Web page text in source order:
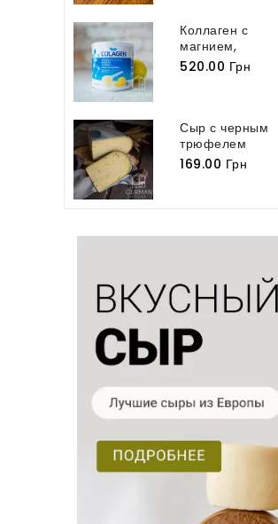
Коллаген с
магнием,
витамином С,...
520.00 Грн
Сыр с черным
трюфелем
Tartufo
169.00 Грн